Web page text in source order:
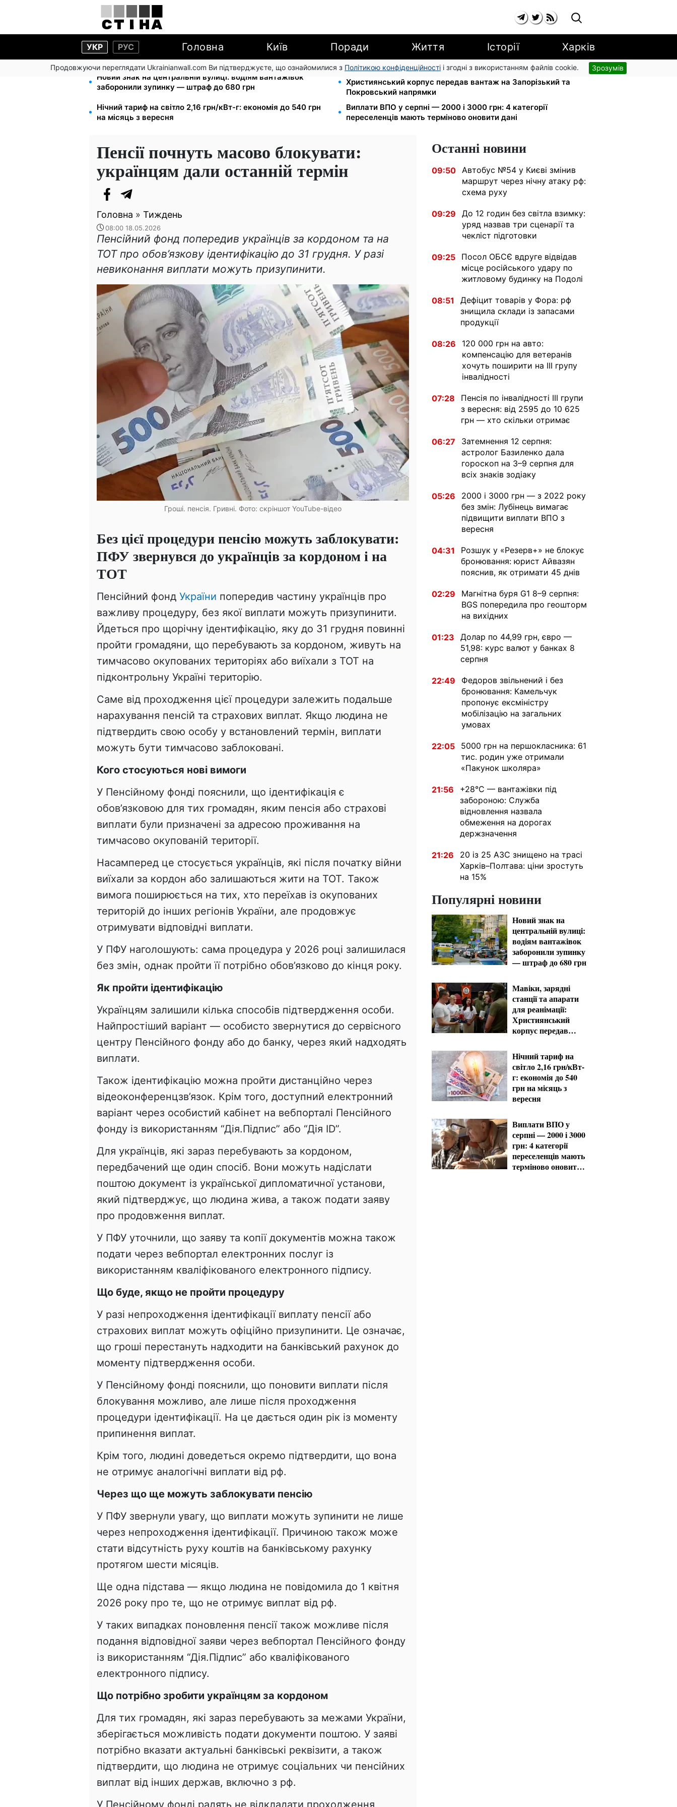
УКР РУС Головна Київ Поради Життя Історії Харків
Продовжуючи переглядати Ukrainianwall.com Ви підтверджуєте, що ознайомилися з Політикою конфіденційності і згодні з використанням файлів cookie. Зрозумів
Новий знак на центральній вулиці: водіям вантажівок
заборонили зупинку — штраф до 680 грн
Мавіки, зарядні станції та апарати для реанімації:
Християнський корпус передав вантаж на Запорізький та
Покровський напрямки
Нічний тариф на світло 2,16 грн/кВт-г: економія до 540 грн
на місяць з вересня
Виплати ВПО у серпні — 2000 і 3000 грн: 4 категорії
переселенців мають терміново оновити дані
Пенсії почнуть масово блокувати:
українцям дали останній термін
Головна » Тиждень
08:00 18.05.2026
Пенсійний фонд попередив українців за кордоном та на
ТОТ про обов’язкову ідентифікацію до 31 грудня. У разі
невиконання виплати можуть призупинити.
Гроші. пенсія. Гривні. Фото: скріншот YouTube-відео
Без цієї процедури пенсію можуть заблокувати:
ПФУ звернувся до українців за кордоном і на
ТОТ
Пенсійний фонд України попередив частину українців про
важливу процедуру, без якої виплати можуть призупинити.
Йдеться про щорічну ідентифікацію, яку до 31 грудня повинні
пройти громадяни, що перебувають за кордоном, живуть на
тимчасово окупованих територіях або виїхали з ТОТ на
підконтрольну Україні територію.
Саме від проходження цієї процедури залежить подальше
нарахування пенсій та страхових виплат. Якщо людина не
підтвердить свою особу у встановлений термін, виплати
можуть бути тимчасово заблоковані.
Кого стосуються нові вимоги
У Пенсійному фонді пояснили, що ідентифікація є
обов’язковою для тих громадян, яким пенсія або страхові
виплати були призначені за адресою проживання на
тимчасово окупованій території.
Насамперед це стосується українців, які після початку війни
виїхали за кордон або залишаються жити на ТОТ. Також
вимога поширюється на тих, хто переїхав із окупованих
територій до інших регіонів України, але продовжує
отримувати відповідні виплати.
У ПФУ наголошують: сама процедура у 2026 році залишилася
без змін, однак пройти її потрібно обов’язково до кінця року.
Як пройти ідентифікацію
Українцям залишили кілька способів підтвердження особи.
Найпростіший варіант — особисто звернутися до сервісного
центру Пенсійного фонду або до банку, через який надходять
виплати.
Також ідентифікацію можна пройти дистанційно через
відеоконференцзв’язок. Крім того, доступний електронний
варіант через особистий кабінет на вебпорталі Пенсійного
фонду із використанням “Дія.Підпис” або “Дія ID”.
Для українців, які зараз перебувають за кордоном,
передбачений ще один спосіб. Вони можуть надіслати
поштою документ із української дипломатичної установи,
який підтверджує, що людина жива, а також подати заяву
про продовження виплат.
У ПФУ уточнили, що заяву та копії документів можна також
подати через вебпортал електронних послуг із
використанням кваліфікованого електронного підпису.
Що буде, якщо не пройти процедуру
У разі непроходження ідентифікації виплату пенсії або
страхових виплат можуть офіційно призупинити. Це означає,
що гроші перестануть надходити на банківський рахунок до
моменту підтвердження особи.
У Пенсійному фонді пояснили, що поновити виплати після
блокування можливо, але лише після проходження
процедури ідентифікації. На це дається один рік із моменту
припинення виплат.
Крім того, людині доведеться окремо підтвердити, що вона
не отримує аналогічні виплати від рф.
Через що ще можуть заблокувати пенсію
У ПФУ звернули увагу, що виплати можуть зупинити не лише
через непроходження ідентифікації. Причиною також може
стати відсутність руху коштів на банківському рахунку
протягом шести місяців.
Ще одна підстава — якщо людина не повідомила до 1 квітня
2026 року про те, що не отримує виплат від рф.
У таких випадках поновлення пенсії також можливе після
подання відповідної заяви через вебпортал Пенсійного фонду
із використанням “Дія.Підпис” або кваліфікованого
електронного підпису.
Що потрібно зробити українцям за кордоном
Для тих громадян, які зараз перебувають за межами України,
зберігається можливість подати документи поштою. У заяві
потрібно вказати актуальні банківські реквізити, а також
підтвердити, що людина не отримує соціальних чи пенсійних
виплат від інших держав, включно з рф.
Останні новини
09:50 Автобус №54 у Києві змінив
маршрут через нічну атаку рф:
схема руху
09:29
До 12 годин без світла взимку:
уряд назвав три сценарії та
чекліст підготовки
09:25
Посол ОБСЄ вдруге відвідав
місце російського удару по
житловому будинку на Подолі
08:51
Дефіцит товарів у Фора: рф
знищила склади із запасами
продукції
08:26
120 000 грн на авто:
компенсацію для ветеранів
хочуть поширити на III групу
інвалідності
07:28
Пенсія по інвалідності III групи
з вересня: від 2595 до 10 625
грн — хто скільки отримає
06:27
Затемнення 12 серпня:
астролог Базиленко дала
гороскоп на 3–9 серпня для
всіх знаків зодіаку
05:26
2000 і 3000 грн — з 2022 року
без змін: Лубінець вимагає
підвищити виплати ВПО з
вересня
04:31
Розшук у «Резерв+» не блокує
бронювання: юрист Айвазян
пояснив, як отримати 45 днів
02:29
Магнітна буря G1 8–9 серпня:
BGS попередила про геошторм
на вихідних
01:23
Долар по 44,99 грн, євро —
51,98: курс валют у банках 8
серпня
22:49
Федоров звільнений і без
бронювання: Камельчук
пропонує ексміністру
мобілізацію на загальних
умовах
22:05
5000 грн на першокласника: 61
тис. родин уже отримали
«Пакунок школяра»
21:56
+28°C — вантажівки під
забороною: Служба
відновлення назвала
обмеження на дорогах
держзначення
21:26
20 із 25 АЗС знищено на трасі
Харків–Полтава: ціни зростуть
на 15%
Популярні новини
Новий знак на
центральній вулиці:
водіям вантажівок
заборонили зупинку
— штраф до 680 грн
Мавіки, зарядні
станції та апарати
для реанімації:
Християнський
корпус передав
Запорізький та
Покровський
напрямки
Нічний тариф на
світло 2,16 грн/кВт-
г: економія до 540
грн на місяць з
вересня
Виплати ВПО у
серпні — 2000 і 3000
грн: 4 категорії
переселенців мають
терміново оновити